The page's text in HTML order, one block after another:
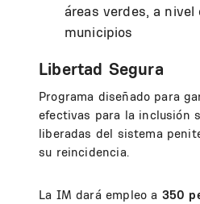
áreas verdes, a
municipios
Libertad Segura
Programa diseñado para
efectivas para la inclusión
liberadas del sistema
su reincidencia.
La IM dará empleo a 350